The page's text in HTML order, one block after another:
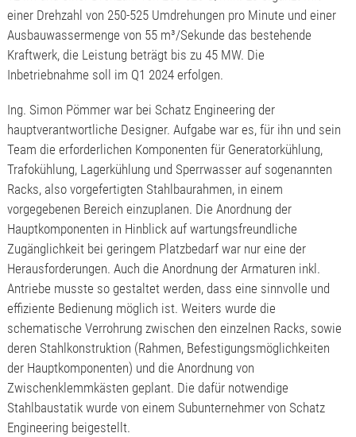
einer Drehzahl von 250-525 Umdrehungen pro Minute und einer
Ausbauwassermenge von 55 m³/Sekunde das bestehende
Kraftwerk, die Leistung beträgt bis zu 45 MW. Die
Inbetriebnahme soll im Q1 2024 erfolgen.
Ing. Simon Pömmer war bei Schatz Engineering der
hauptverantwortliche Designer. Aufgabe war es, für ihn und sein
Team die erforderlichen Komponenten für Generatorkühlung,
Trafokühlung, Lagerkühlung und Sperrwasser auf sogenannten
Racks, also vorgefertigten Stahlbaurahmen, in einem
vorgegebenen Bereich einzuplanen. Die Anordnung der
Hauptkomponenten in Hinblick auf wartungsfreundliche
Zugänglichkeit bei geringem Platzbedarf war nur eine der
Herausforderungen. Auch die Anordnung der Armaturen inkl.
Antriebe musste so gestaltet werden, dass eine sinnvolle und
effiziente Bedienung möglich ist. Weiters wurde die
schematische Verrohrung zwischen den einzelnen Racks, sowie
deren Stahlkonstruktion (Rahmen, Befestigungsmöglichkeiten
der Hauptkomponenten) und die Anordnung von
Zwischenklemmkästen geplant. Die dafür notwendige
Stahlbaustatik wurde von einem Subunternehmer von Schatz
Engineering beigestellt.